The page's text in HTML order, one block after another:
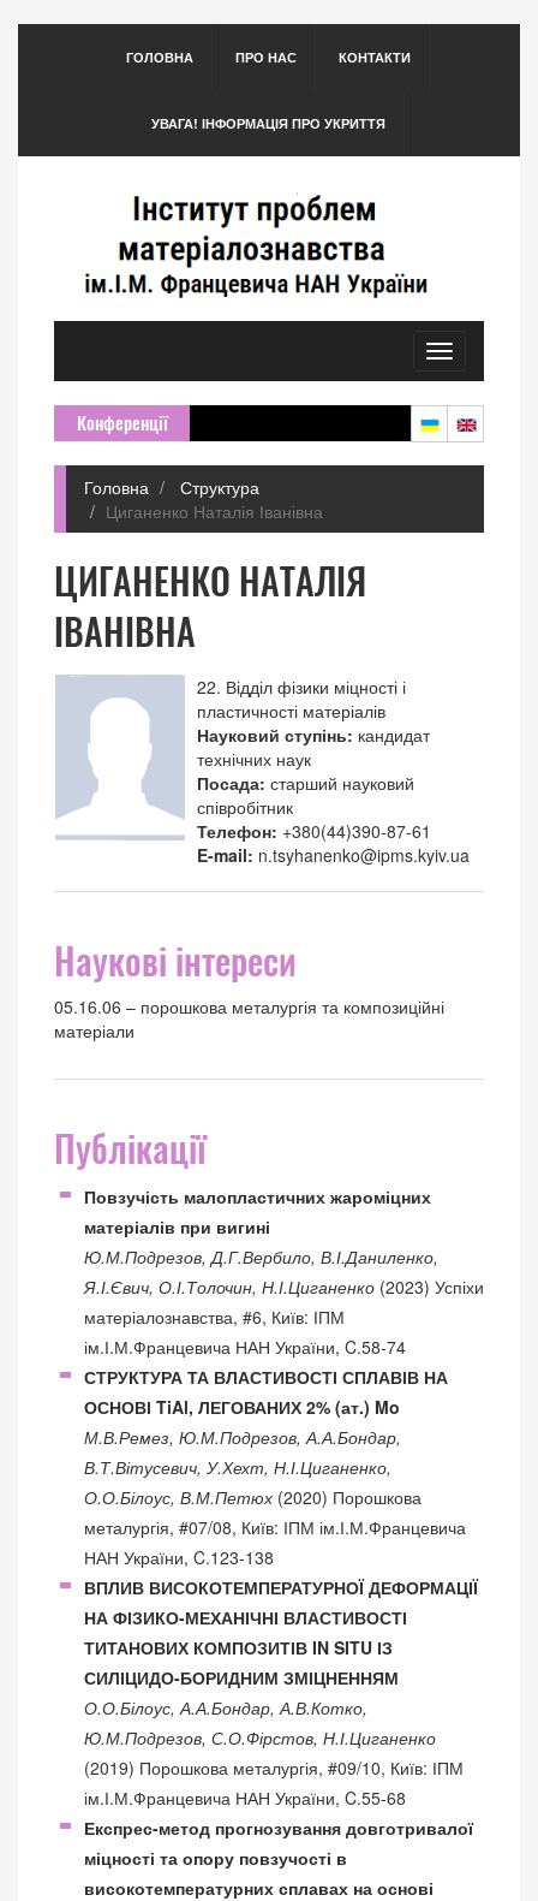
ГОЛОВНА ПРО НАС КОНТАКТИ
УВАГА! ІНФОРМАЦІЯ ПРО УКРИТТЯ
Toggle
navigation
Конференції
Головна
Структура
Циганенко Наталія Іванівна
ЦИГАНЕНКО НАТАЛІЯ
ІВАНІВНА
22. Відділ фізики міцності і
пластичності матеріалів
Науковий ступінь: кандидат
технічних наук
Посада:старший науковий
співробітник
Телефон: +380(44)390-87-61
E-mail: n.tsyhanenko@ipms.kyiv.ua
Наукові інтереси
05.16.06 – порошкова металургія та композиційні
матеріали
Публікації
Повзучість малопластичних жароміцних
матеріалів при вигині
Ю.М.Подрезов, Д.Г.Вербило, В.І.Даниленко,
Я.І.Євич, О.І.Толочин, Н.І.Циганенко (2023) Успіхи
матеріалознавства, #6, Київ: ІПМ
ім.І.М.Францевича НАН України, C.58-74
СТРУКТУРА ТА ВЛАСТИВОСТІ СПЛАВІВ НА
ОСНОВІ TiAl, ЛЕГОВАНИХ 2% (ат.) Mo
М.В.Ремез, Ю.М.Подрезов, А.А.Бондар,
В.Т.Вітусевич, У.Хехт, Н.І.Циганенко,
О.О.Білоус, В.М.Петюх (2020) Порошкова
металургія, #07/08, Київ: ІПМ ім.І.М.Францевича
НАН України, C.123-138
ВПЛИВ ВИСОКОТЕМПЕРАТУРНОЇ ДЕФОРМАЦІЇ
НА ФІЗИКО-МЕХАНІЧНІ ВЛАСТИВОСТІ
ТИТАНОВИХ КОМПОЗИТІВ IN SITU ІЗ
СИЛІЦИДО-БОРИДНИМ ЗМІЦНЕННЯМ
О.О.Білоус, А.А.Бондар, А.В.Котко,
Ю.М.Подрезов, С.О.Фірстов, Н.І.Циганенко
(2019) Порошкова металургія, #09/10, Київ: ІПМ
ім.І.М.Францевича НАН України, C.55-68
Експрес-метод прогнозування довготривалої
міцності та опору повзучості в
високотемпературних сплавах на основі